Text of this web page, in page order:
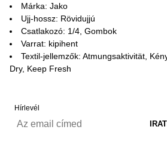
Márka: Jako
Ujj-hossz: Rövidujjú
Csatlakozó: 1/4, Gombok
Varrat: kipihent
Textil-jellemzők: Atmungsaktivität,
Dry, Keep Fresh
Hírlevél